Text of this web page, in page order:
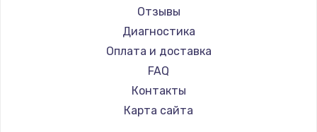
Отзывы
Диагностика
Оплата и доставка
FAQ
Контакты
Карта сайта